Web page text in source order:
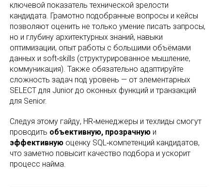
ключевой показатель технической зрелости
кандидата. Грамотно подобранные вопросы и кейсы
позволяют оценить не только умение писать запросы,
но и глубину архитектурных знаний, навыки
оптимизации, опыт работы с большими объёмами
данных и soft‑skills (структурированное мышление,
коммуникация). Также обязательно адаптируйте
сложность задач под уровень — от элементарных
SELECT для Junior до оконных функций и транзакций
для Senior.
Следуя этому гайду, HR‑менеджеры и техлиды смогут
проводить объективную, прозрачную и
эффективную оценку SQL‑компетенций кандидатов,
что заметно повысит качество подбора и ускорит
процесс найма.